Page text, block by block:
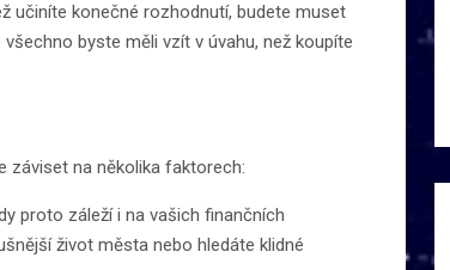
učiníte konečné rozhodnutí, budete muset
byste měli vzít v úvahu, než koupíte
záviset na několika faktorech:
proto záleží i na vašich finančních
život města nebo hledáte klidné